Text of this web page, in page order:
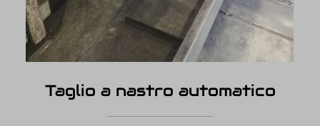
Taglio a nastro automatico